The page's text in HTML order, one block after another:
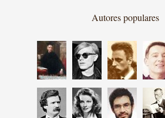
Autores populares